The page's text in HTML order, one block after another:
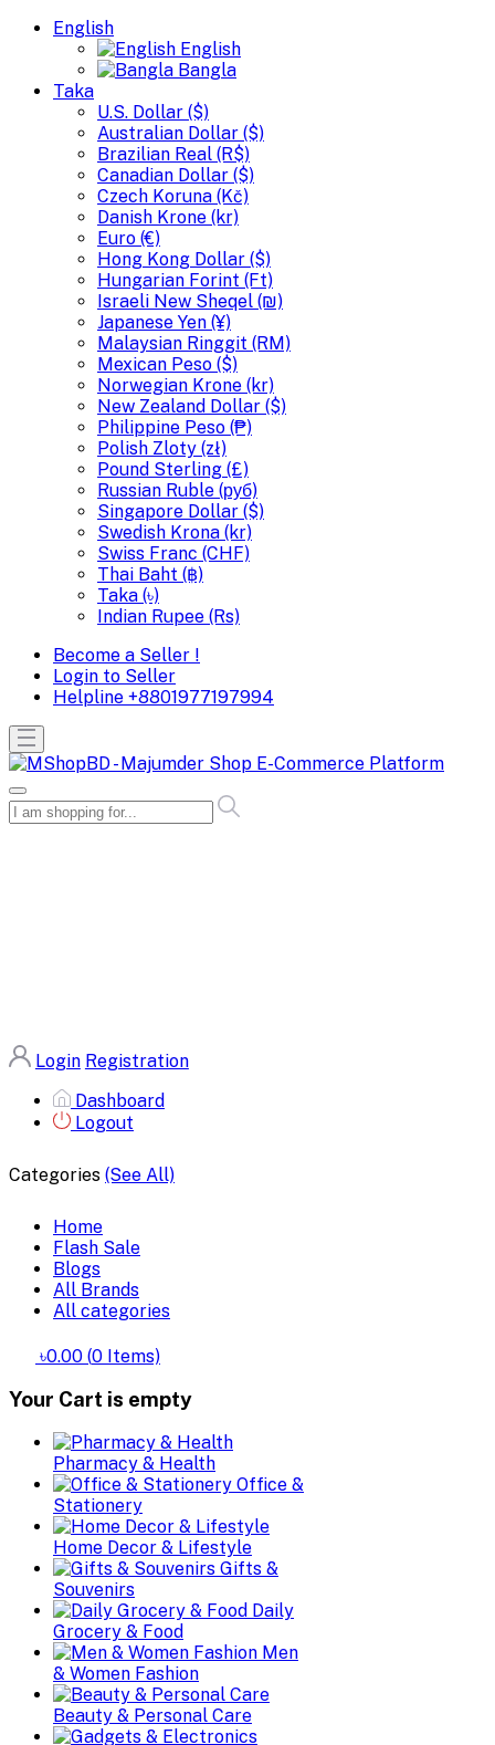
English
English
Bangla
Taka
U.S. Dollar ($)
Australian Dollar ($)
Brazilian Real (R$)
Canadian Dollar ($)
Czech Koruna (Kč)
Danish Krone (kr)
Euro (€)
Hong Kong Dollar ($)
Hungarian Forint (Ft)
Israeli New Sheqel (₪)
Japanese Yen (¥)
Malaysian Ringgit (RM)
Mexican Peso ($)
Norwegian Krone (kr)
New Zealand Dollar ($)
Philippine Peso (₱)
Polish Zloty (zł)
Pound Sterling (£)
Russian Ruble (руб)
Singapore Dollar ($)
Swedish Krona (kr)
Swiss Franc (CHF)
Thai Baht (฿)
Taka (৳)
Indian Rupee (Rs)
Become a Seller !
Login to Seller
Helpline +8801977197994
Login Registration
Dashboard
Logout
Categories (See All)
Home
Flash Sale
Blogs
All Brands
All categories
৳0.00 (0 Items)
Your Cart is empty
Pharmacy & Health
Office &
Stationery
Home Decor & Lifestyle
Gifts &
Souvenirs
Daily
Grocery & Food
Men
& Women Fashion
Beauty & Personal Care